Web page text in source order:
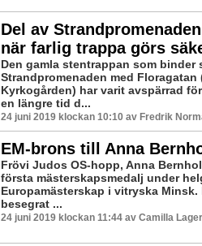
Del av
när farlig trappa görs
Den gamla stentrappan som binder
Strandpromenaden med Floragatan
Kyrkogården) har varit avspärrad
en längre tid d...
24 juni 2019 klockan 10:10 av Fredrik
EM-brons till Anna
Frövi Judos OS-hopp, Anna
första mästerskapsmedalj under
Europamästerskap i vitryska Minsk.
besegrat ...
24 juni 2019 klockan 11:44 av Camilla